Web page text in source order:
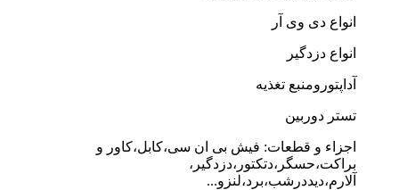
انواع دی وی آر
انواع دزدگیر
آداپتورومنبع تغذیه
تستر دوربین
اجزاء و قطعات: فیش بی ان سی،کابل،کاور و
براکت،حسگر،دتکتور،دزدگیر،
آلارم،دیددرشب،برد،لنزو...